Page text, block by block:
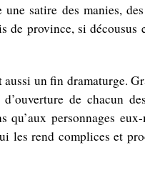
une satire des manies,
de province, si décousus
un fin dramaturge.
de chacun
qu’aux personnages
les rend complices et